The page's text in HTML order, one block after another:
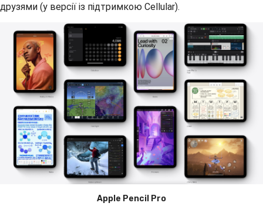
друзями (у версії із підтримкою Cellular).
Apple Pencil Pro